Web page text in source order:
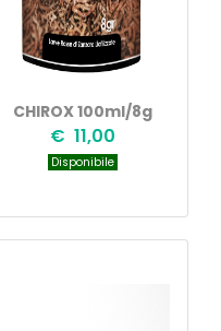
CHIROX 100ml/8g
€ 11,00
Disponibile